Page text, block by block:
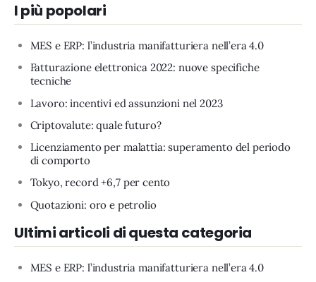
I più popolari
MES e ERP: l’industria manifatturiera nell’era 4.0
Fatturazione elettronica 2022: nuove specifiche
tecniche
Lavoro: incentivi ed assunzioni nel 2023
Criptovalute: quale futuro?
Licenziamento per malattia: superamento del periodo
di comporto
Tokyo, record +6,7 per cento
Quotazioni: oro e petrolio
Ultimi articoli di questa categoria
MES e ERP: l’industria manifatturiera nell’era 4.0